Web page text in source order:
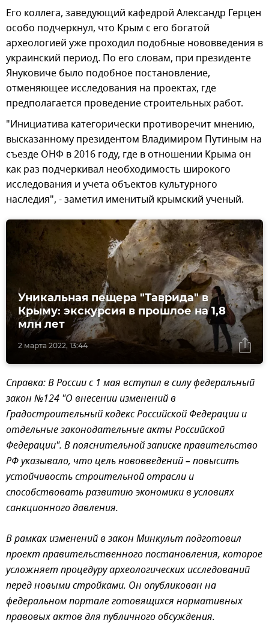
Его коллега, заведующий кафедрой Александр Герцен
особо подчеркнул, что Крым с его богатой
археологией уже проходил подобные нововведения в
украинский период. По его словам, при президенте
Януковиче было подобное постановление,
отменяющее исследования на проектах, где
предполагается проведение строительных работ.
"Инициатива категорически противоречит мнению,
высказанному президентом Владимиром Путиным на
съезде ОНФ в 2016 году, где в отношении Крыма он
как раз подчеркивал необходимость широкого
исследования и учета объектов культурного
наследия", - заметил именитый крымский ученый.
2 марта 2022, 13:44
Уникальная пещера "Таврида" в
Крыму: экскурсия в прошлое на 1,8
млн лет
Справка: В России с 1 мая вступил в силу федеральный
закон №124 "О внесении изменений в
Градостроительный кодекс Российской Федерации и
отдельные законодательные акты Российской
Федерации". В пояснительной записке правительство
РФ указывало, что цель нововведений – повысить
устойчивость строительной отрасли и
способствовать развитию экономики в условиях
санкционного давления.
В рамках изменений в закон Минкульт подготовил
проект правительственного постановления, которое
усложняет процедуру археологических исследований
перед новыми стройками. Он опубликован на
федеральном портале готовящихся нормативных
правовых актов для публичного обсуждения.